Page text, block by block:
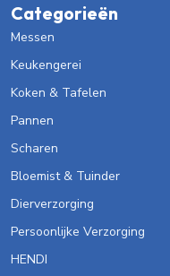
Categorieën
Messen
Keukengerei
Koken & Tafelen
Pannen
Scharen
Bloemist & Tuinder
Dierverzorging
Persoonlijke Verzorging
HENDI